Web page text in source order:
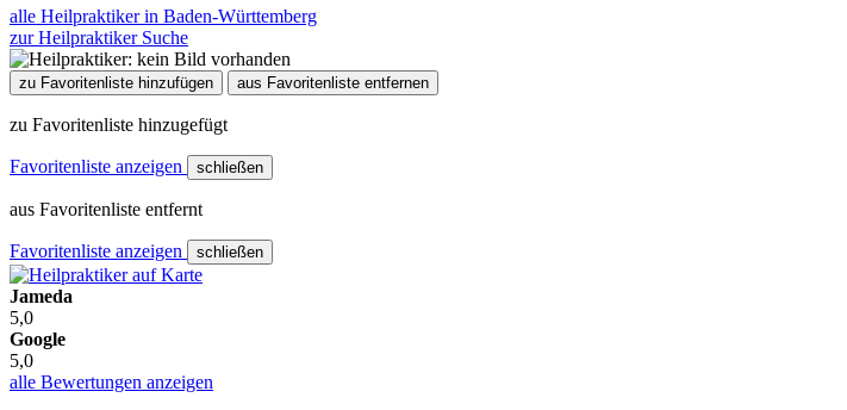
alle Heilpraktiker in Baden-Württemberg
zur Heilpraktiker Suche
zu Favoritenliste hinzufügen aus Favoritenliste entfernen
zu Favoritenliste hinzugefügt
Favoritenliste anzeigen schließen
aus Favoritenliste entfernt
Favoritenliste anzeigen schließen
Jameda
5,0
Google
5,0
alle Bewertungen anzeigen